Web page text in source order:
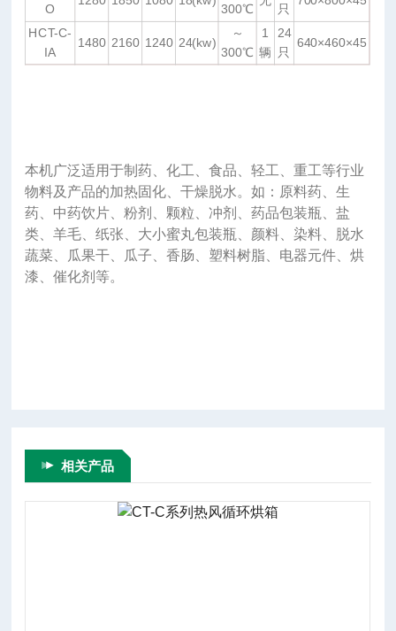
O 300℃ 只
HCT-C-
IA
1480 2160 1240 24(kw)
～
300℃
1
辆
24
只
640×460×45
本机广泛适用于制药、化工、食品、轻工、重工等行业
物料及产品的加热固化、干燥脱水。如：原料药、生
药、中药饮片、粉剂、颗粒、冲剂、药品包装瓶、盐
类、羊毛、纸张、大小蜜丸包装瓶、颜料、染料、脱水
蔬菜、瓜果干、瓜子、香肠、塑料树脂、电器元件、烘
漆、催化剂等。
相关产品